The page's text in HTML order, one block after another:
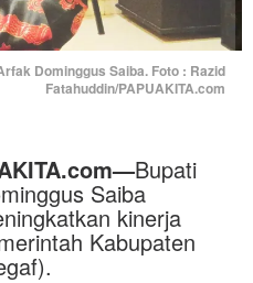
Dominggus Saiba. Foto : Razid
Fatahuddin/PAPUAKITA.com
Bupati
Saiba
kinerja
Kabupaten